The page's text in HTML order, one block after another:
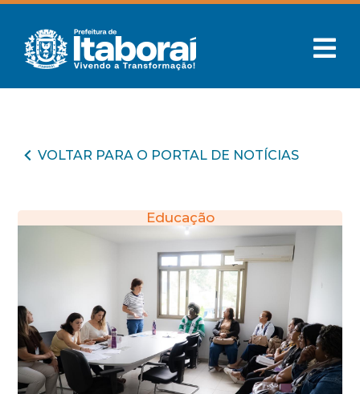
VOLTAR PARA O PORTAL DE NOTÍCIAS
Educação